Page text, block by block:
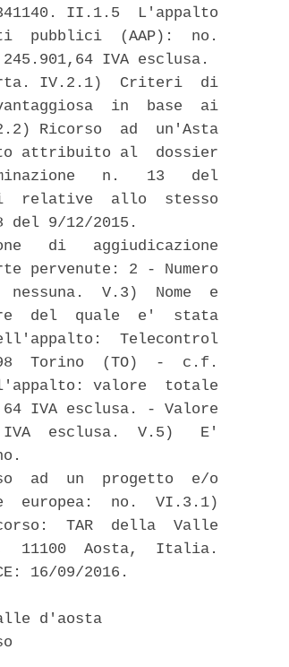
II.1.5  L'appalto
pubblici  (AAP):  no.
IVA esclusa.
IV.2.1)  Criteri  di
in  base  ai
Ricorso  ad  un'Asta
attribuito al  dossier
n.   13   del
relative  allo  stesso
del 9/12/2015.
di   aggiudicazione
pervenute: 2 - Numero
V.3)  Nome  e
del  quale  e'  stata
Telecontrol
Torino  (TO)  -  c.f.
valore  totale
IVA esclusa. - Valore
esclusa.  V.5)   E'
ad  un  progetto  e/o
europea:  no.  VI.3.1)
TAR  della  Valle
11100  Aosta,  Italia.
16/09/2016.
d'aosta